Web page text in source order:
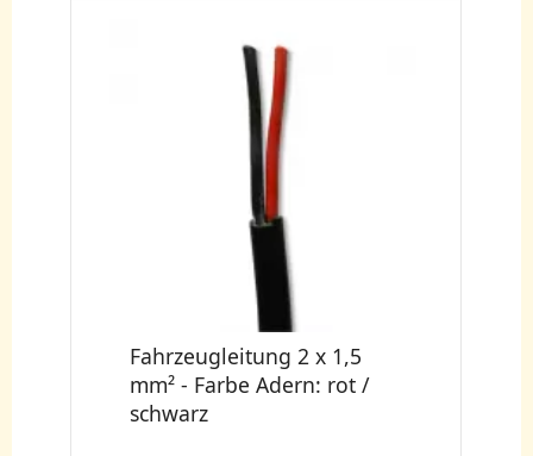
Fahrzeugleitung 2 x 1,5
mm² - Farbe Adern: rot /
schwarz